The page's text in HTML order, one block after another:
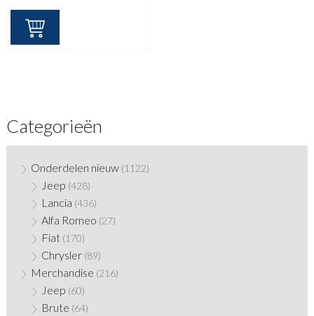
Categorieën
Onderdelen nieuw (1122)
Jeep (428)
Lancia (436)
Alfa Romeo (27)
Fiat (170)
Chrysler (89)
Merchandise (216)
Jeep (60)
Brute (64)